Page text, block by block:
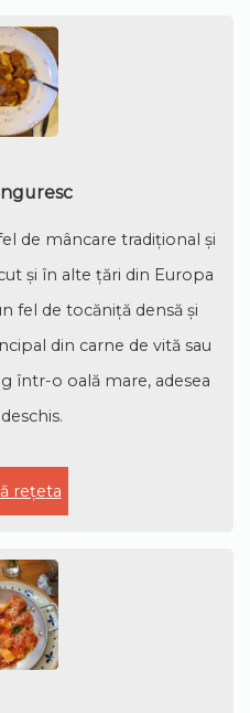
de mâncare tradițional și
și în alte țări din Europa
fel de tocăniță densă și
din carne de vită sau
într-o oală mare, adesea
rețeta